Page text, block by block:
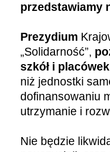
przedstawiamy
Prezydium
„Solidarność”,
szkół i
niż jednostki
dofinansowaniu
utrzymanie i
Nie będzie